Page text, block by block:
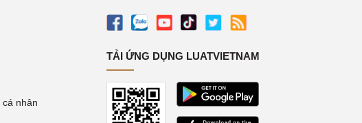
nhân
TẢI ỨNG DỤNG LUATVIETNAM